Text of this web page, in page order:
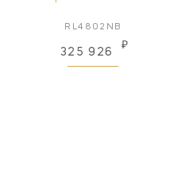
RL4802NB
325 926
₽